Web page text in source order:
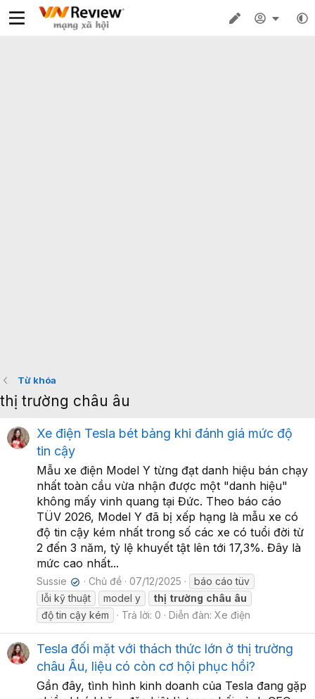
Từ khóa
thị trường châu âu
Xe điện Tesla bét bảng khi đánh giá mức độ
tin cậy
Mẫu xe điện Model Y từng đạt danh hiệu bán chạy
nhất toàn cầu vừa nhận được một "danh hiệu"
không mấy vinh quang tại Đức. Theo báo cáo
TÜV 2026, Model Y đã bị xếp hạng là mẫu xe có
độ tin cậy kém nhất trong số các xe có tuổi đời từ
2 đến 3 năm, tỷ lệ khuyết tật lên tới 17,3%. Đây là
mức cao nhất...
Sussie ✔ Chủ đề 07/12/2025
báo cáo tüv
lỗi kỹ thuật
model y thị trường châu âu
độ tin cậy kém
Trả lời: 0 Diễn đàn: Xe điện
Tesla đối mặt với thách thức lớn ở thị trường
châu Âu, liệu có còn cơ hội phục hồi?
Gần đây, tình hình kinh doanh của Tesla đang gặp